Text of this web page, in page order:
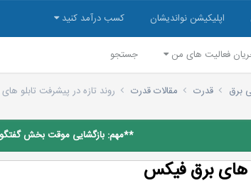
فعالیت های من جستجو
اپلیکیشن نواندیشان کسب درآمد کنید
برق قدرت مقالات قدرت روند تازه در پیشرفت تابلو
**مهم: بازگشایی موقت بخش
های برق فیکس